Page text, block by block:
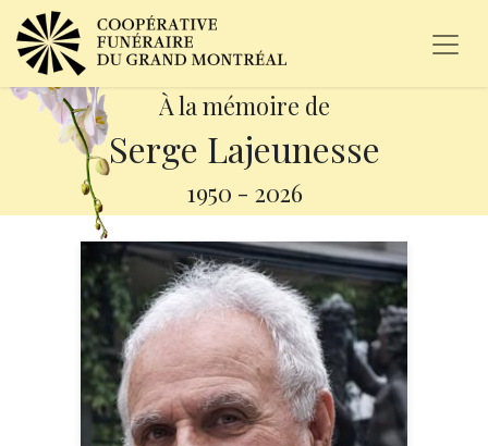
À la mémoire de
Serge Lajeunesse
1950 - 2026